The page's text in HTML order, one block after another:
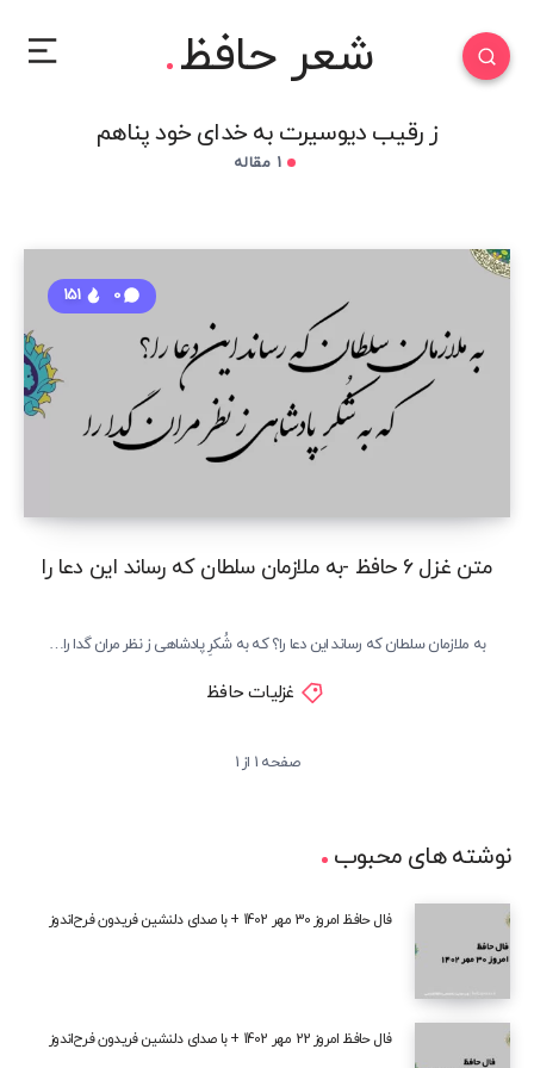
شعر حافظ
ز رقیب دیوسیرت به خدای خود پناهم
متن غزل 6 حافظ -به ملازمان سلطان که رساند این دعا را
0
151
به ملازمان سلطان که رساند این دعا را؟ که به شُکرِ پادشاهی ز نظر مران گدا را…
غزلیات حافظ
صفحه 1 از 1
نوشته های محبوب
فال حافظ امروز 30 مهر 1402 + با صدای دلنشین فریدون فرح‌اندوز
فال حافظ امروز 22 مهر 1402 + با صدای دلنشین فریدون فرح‌اندوز